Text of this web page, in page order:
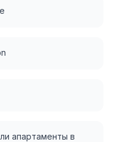
апартаменты в